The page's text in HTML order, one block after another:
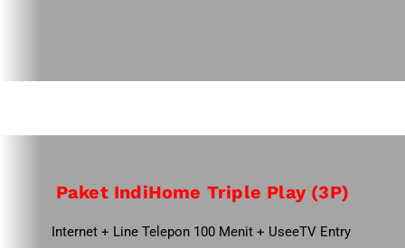
Paket IndiHome Triple Play (3P)
Internet + Line Telepon 100 Menit + UseeTV Entry